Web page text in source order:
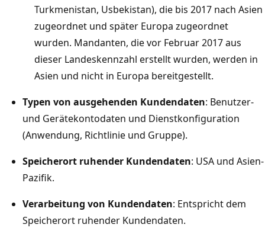
Turkmenistan, Usbekistan), die bis 2017 nach Asien
zugeordnet und später Europa zugeordnet
wurden. Mandanten, die vor Februar 2017 aus
dieser Landeskennzahl erstellt wurden, werden in
Asien und nicht in Europa bereitgestellt.
Typen von ausgehenden Kundendaten: Benutzer-
und Gerätekontodaten und Dienstkonfiguration
(Anwendung, Richtlinie und Gruppe).
Speicherort ruhender Kundendaten: USA und Asien-
Pazifik.
Verarbeitung von Kundendaten: Entspricht dem
Speicherort ruhender Kundendaten.